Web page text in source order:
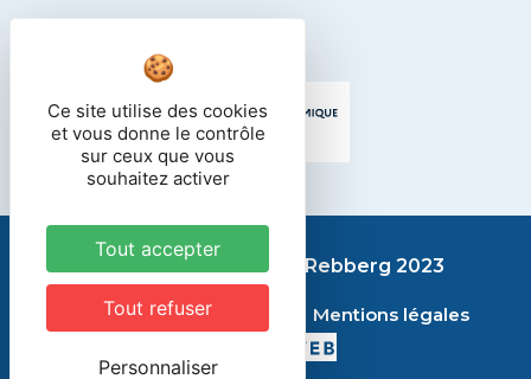
Lycée des métiers du Rebberg 2023
Contact Plan du site Mentions légales
Ce site utilise des cookies
et vous donne le contrôle
sur ceux que vous
souhaitez activer
Tout accepter
Tout refuser
Personnaliser